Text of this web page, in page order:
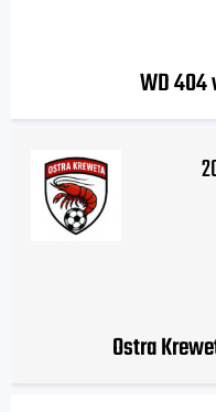
WD 404
Ostra